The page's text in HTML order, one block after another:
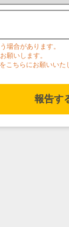
場合があります。
願いします。
こちらにお願いいた
報告す